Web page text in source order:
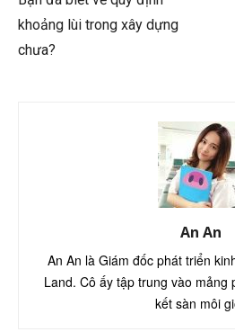
khoảng lùi trong xây dựng
chưa?
An An
An An là Giám đốc phát triển
Land. Cô ấy tập trung vào mảng
kết sàn môi